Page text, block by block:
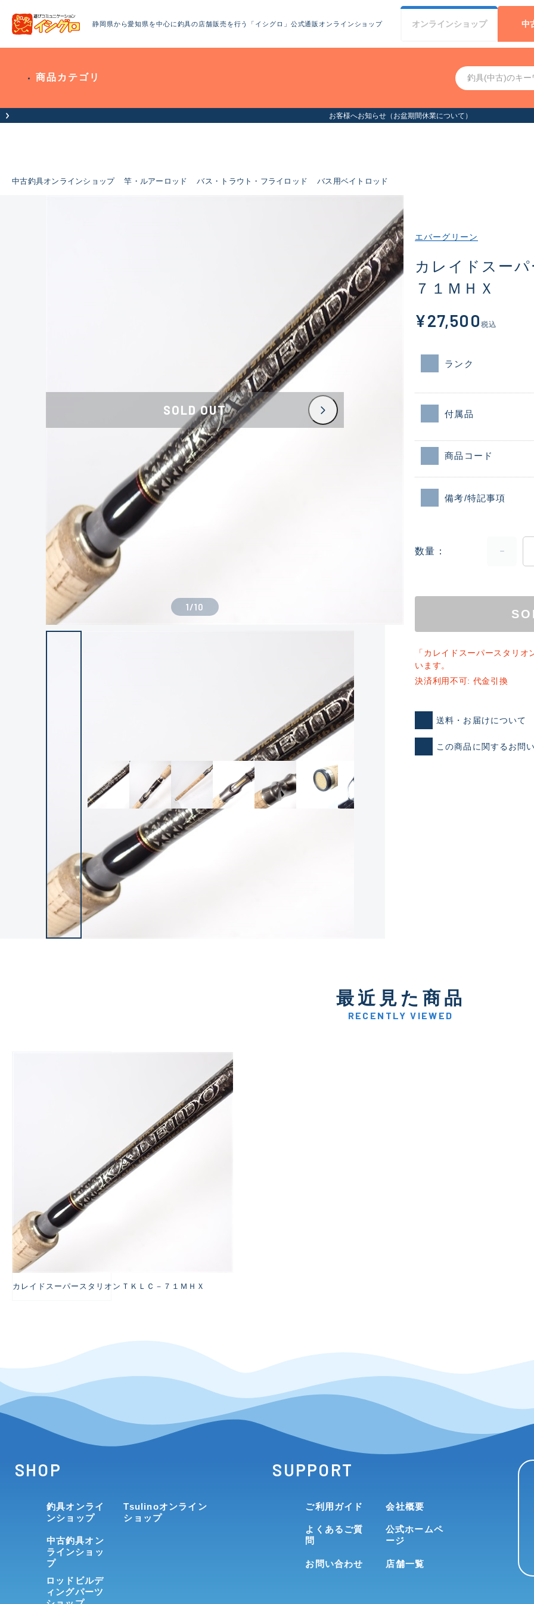
静岡県から愛知県を中心に釣具の店舗販売を行う「イシグロ」公式通販オンラインショップ オンラインショップ 中
商品カテゴリ
お客様へお知らせ（お盆期間休業について）
中古釣具オンラインショップ 竿・ルアーロッド バス・トラウト・フライロッド バス用ベイトロッド
ランクとは？
悪
新古品（メーカー問屋から
品）
※店頭展示時の置き傷が付いて
C-
い品
SOLD OUT
1/10
エバーグリーン
カレイドスー
７１ＭＨＸ
¥27,500 税込
ランク
付属品
商品コード
備考/特記事項
数量
「カレイドスーパースタリ
います。
決済利用不可: 代金引換
送料・お届けについて
この商品に関するお問
最近見た商品
RECENTLY VIEWED
カレイドスーパースタリオンＴＫＬＣ－７１ＭＨＸ
SHOP
釣具オンライ
ンショップ
中古釣具オン
ラインショッ
プ
ロッドビルデ
ィングパーツ
Tsulinoオンライン
ショップ
SUPPORT
ご利用ガイド
よくあるご質
問
お問い合わせ
会社概要
公式ホームペ
ージ
店舗一覧